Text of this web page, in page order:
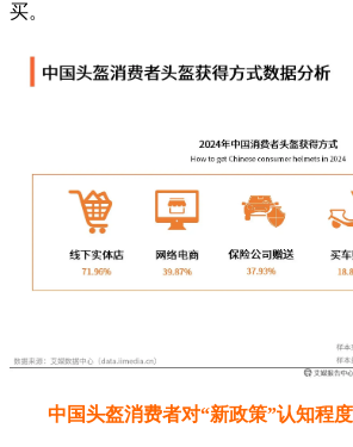
买。
中国头盔消费者对“新政策”认知程